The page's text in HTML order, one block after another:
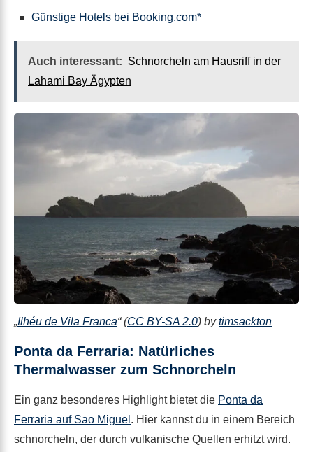
Günstige Hotels bei Booking.com*
Auch interessant: Schnorcheln am Hausriff in der
Lahami Bay Ägypten
„Ilhéu de Vila Franca“ (CC BY-SA 2.0) bytimsackton
Ponta da Ferraria: Natürliches
Thermalwasser zum Schnorcheln
Ein ganz besonderes Highlight bietet die Ponta da
Ferraria auf Sao Miguel . Hier kannst du in einem Bereich
schnorcheln, der durch vulkanische Quellen erhitzt wird.